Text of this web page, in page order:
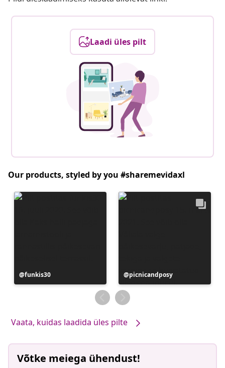
Laadi üles pilt
Our products, styled by you #sharemevidaxl
Postitus
avaldatud
funkis30
Postitus
avaldatud
picnicandposy
Vaata, kuidas laadida üles pilte
Võtke meiega ühendust!